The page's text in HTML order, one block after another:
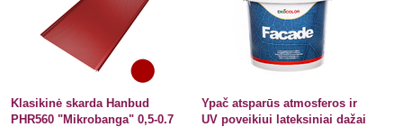
Klasikinė skarda Hanbud
PHR560 "Mikrobanga" 0,5-0.7
Ypač atsparūs atmosferos ir
UV poveikiui lateksiniai dažai